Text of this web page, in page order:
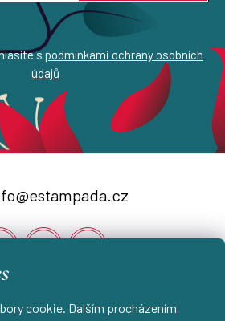
cookie. Dalším procházením
s podmínkami ochrany osobních
údajů
@estampada.cz